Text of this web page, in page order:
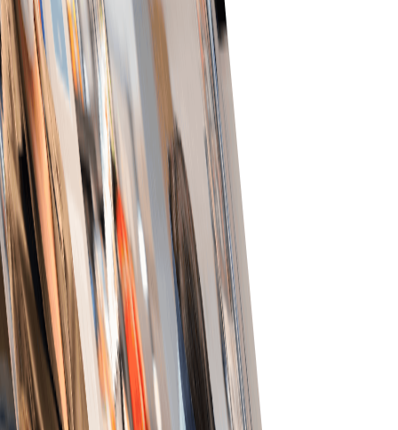
خودکار ورک فلوز سے آرڈر مینجمنٹ آسان بنائیں جو دستی کام
کم کریں اور کارکردگی بڑھائیں۔
درست ڈیلیوری اوقات اور فوری مسئلہ حل یقینی بنانے کے
لیے ریئل ٹائم میں آرڈر سٹیٹس مانیٹر کریں۔
خودکار آرڈر اندراج و پروسیسنگ سے غلطیاں کم کریں—پوری